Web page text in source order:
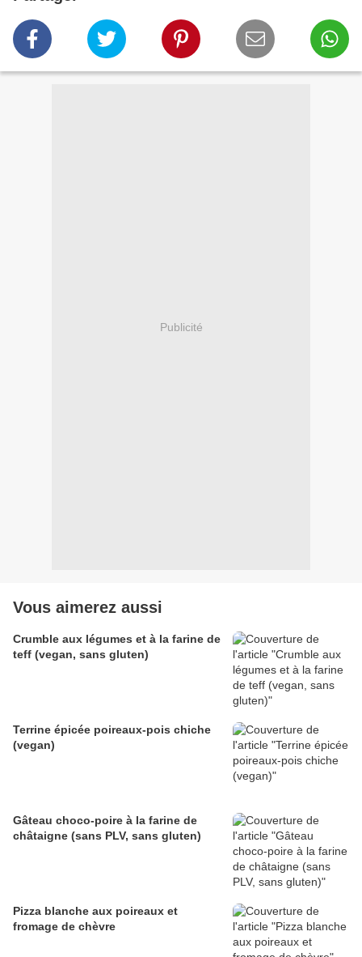
Publicité
Vous aimerez aussi
Crumble aux légumes et à la farine de
teff (vegan, sans gluten)
Terrine épicée poireaux-pois chiche
(vegan)
Gâteau choco-poire à la farine de
châtaigne (sans PLV, sans gluten)
Pizza blanche aux poireaux et
fromage de chèvre